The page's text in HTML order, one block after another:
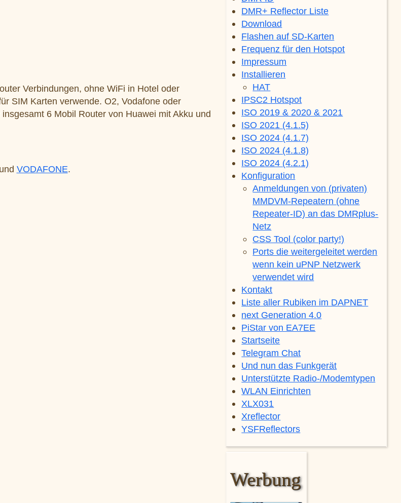
Verbindungen, ohne WiFi in Hotel oder
SIM Karten verwende. O2, Vodafone oder
6 Mobil Router von Huawei mit Akku und
und VODAFONE.
DMR+ Reflector Liste
Download
Flashen auf SD-Karten
Frequenz für den Hotspot
Impressum
Installieren
HAT
IPSC2 Hotspot
ISO 2019 & 2020 & 2021
ISO 2021 (4.1.5)
ISO 2024 (4.1.7)
ISO 2024 (4.1.8)
ISO 2024 (4.2.1)
Konfiguration
Anmeldungen von (privaten)
MMDVM-Repeatern (ohne
Repeater-ID) an das DMRplus-
Netz
CSS Tool (color party!)
Ports die weitergeleitet werden
wenn kein uPNP Netzwerk
verwendet wird
Kontakt
Liste aller Rubiken im DAPNET
next Generation 4.0
PiStar von EA7EE
Startseite
Telegram Chat
Und nun das Funkgerät
Unterstützte Radio-/Modemtypen
WLAN Einrichten
XLX031
Xreflector
YSFReflectors
Werbung